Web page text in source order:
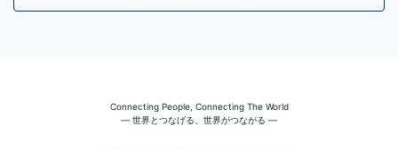
Connecting People, Connecting The World
― 世界とつなげる、世界がつながる ―